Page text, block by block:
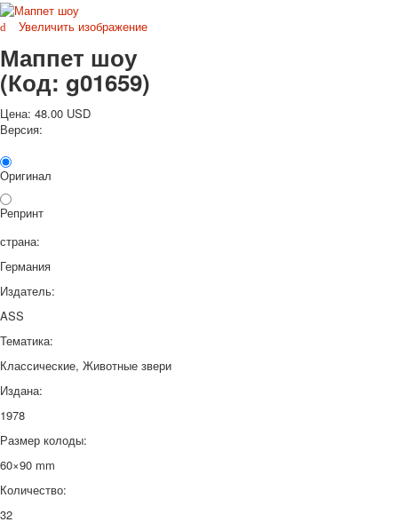
Разные пожелания
1 сентября школа
Приглашение
Новости
Новости карточных колод
Новости открыток
О сайте
Наше видео
Избранное
Увеличить изображение
Маппет шоу
(Код: g01659)
Цена: 48.00 USD
Версия:
Оригинал
Репринт
страна:
Германия
Издатель:
ASS
Тематика:
Классические, Животные звери
Издана:
1978
Размер колоды:
60×90 mm
Количество:
32